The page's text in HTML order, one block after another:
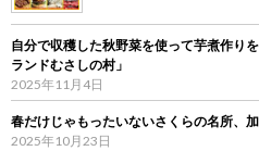
自分で収穫した秋野菜を使って芋煮作り
ランドむさしの村」
2025年11月4日
春だけじゃもったいないさくらの名所、
2025年10月23日